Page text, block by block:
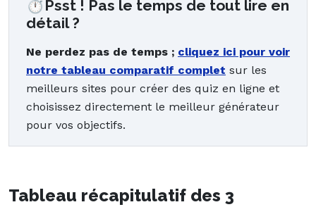
⏱️Psst ! Pas le temps de tout lire en
détail ?
Ne perdez pas de temps ; cliquez ici pour voir
notre tableau comparatif complet sur les
meilleurs sites pour créer des quiz en ligne et
choisissez directement le meilleur générateur
pour vos objectifs.
Tableau récapitulatif des 3